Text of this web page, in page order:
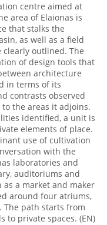
centre aimed at
area of Elaionas is
that stalks the
as well as a field
clearly outlined. The
of design tools that
architecture
in terms of its
contrasts observed
the areas it adjoins.
identified, a unit is
elements of place.
use of cultivation
with the
laboratories and
auditoriums and
as a market and maker
around four atriums,
path starts from
to private spaces. (EN)